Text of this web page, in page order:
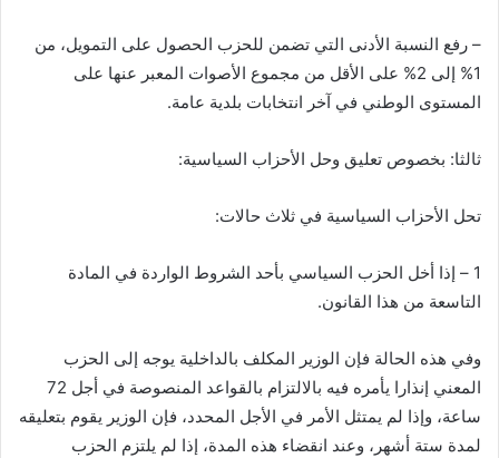
– رفع النسبة الأدنى التي تضمن للحزب الحصول على التمويل، من
1% إلى 2% على الأقل من مجموع الأصوات المعبر عنها على
المستوى الوطني في آخر انتخابات بلدية عامة.
ثالثا: بخصوص تعليق وحل الأحزاب السياسية:
تحل الأحزاب السياسية في ثلاث حالات:
1 – إذا أخل الحزب السياسي بأحد الشروط الواردة في المادة
التاسعة من هذا القانون.
وفي هذه الحالة فإن الوزير المكلف بالداخلية يوجه إلى الحزب
المعني إنذارا يأمره فيه بالالتزام بالقواعد المنصوصة في أجل 72
ساعة، وإذا لم يمتثل الأمر في الأجل المحدد، فإن الوزير يقوم بتعليقه
لمدة ستة أشهر، وعند انقضاء هذه المدة، إذا لم يلتزم الحزب